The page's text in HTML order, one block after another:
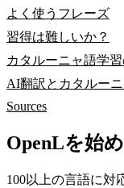
よく使うフレーズ
習得は難しいか？
カタルーニャ語学習
AI翻訳とカタルー
Sources
OpenLを始
100以上の言語に対